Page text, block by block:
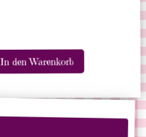
In den Warenkorb